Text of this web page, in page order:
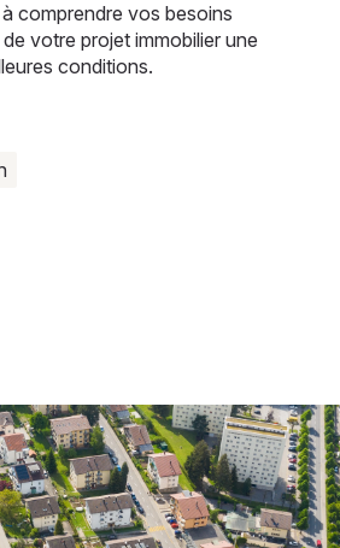
comprendre vos besoins
votre projet immobilier une
conditions.